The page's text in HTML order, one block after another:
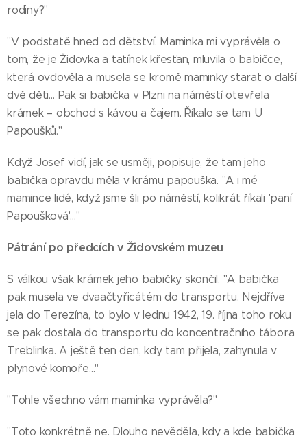
rodiny?"
"V podstatě hned od dětství. Maminka mi vyprávěla o
tom, že je Židovka a tatínek křesťan, mluvila o babičce,
která ovdověla a musela se kromě maminky starat o další
dvě děti… Pak si babička v Plzni na náměstí otevřela
krámek – obchod s kávou a čajem. Říkalo se tam U
Papoušků."
Když Josef vidí, jak se usměji, popisuje, že tam jeho
babička opravdu měla v krámu papouška. "A i mé
mamince lidé, když jsme šli po náměstí, kolikrát říkali 'paní
Papoušková'…"
Pátrání po předcích v Židovském muzeu
S válkou však krámek jeho babičky skončil. "A babička
pak musela ve dvaačtyřicátém do transportu. Nejdříve
jela do Terezína, to bylo v lednu 1942, 19. října toho roku
se pak dostala do transportu do koncentračního tábora
Treblinka. A ještě ten den, kdy tam přijela, zahynula v
plynové komoře…"
"Tohle všechno vám maminka vyprávěla?"
"Toto konkrétně ne. Dlouho nevěděla, kdy a kde babička